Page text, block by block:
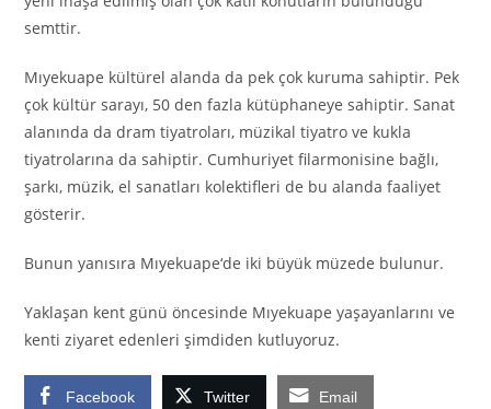
semttir.
Mıyekuape kültürel alanda da pek çok kuruma sahiptir. Pek
çok kültür sarayı, 50 den fazla kütüphaneye sahiptir. Sanat
alanında da dram tiyatroları, müzikal tiyatro ve kukla
tiyatrolarına da sahiptir. Cumhuriyet filarmonisine bağlı,
şarkı, müzik, el sanatları kolektifleri de bu alanda faaliyet
gösterir.
Bunun yanısıra Mıyekuape‘de iki büyük müzede bulunur.
Yaklaşan kent günü öncesinde Mıyekuape yaşayanlarını ve
kenti ziyaret edenleri şimdiden kutluyoruz.
Facebook Twitter Email